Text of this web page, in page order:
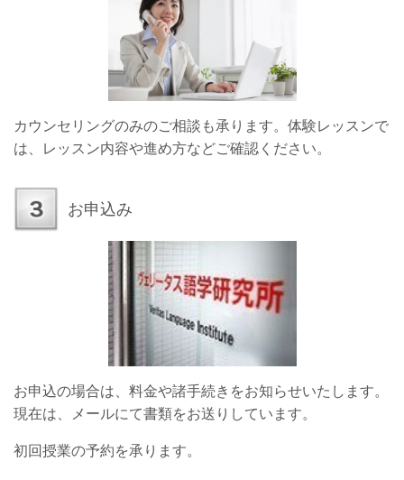
カウンセリングのみのご相談も承ります。体験レッスンで
は、レッスン内容や進め方などご確認ください。
お申込み
お申込の場合は、料金や諸手続きをお知らせいたします。
現在は、メールにて書類をお送りしています。
初回授業の予約を承ります。